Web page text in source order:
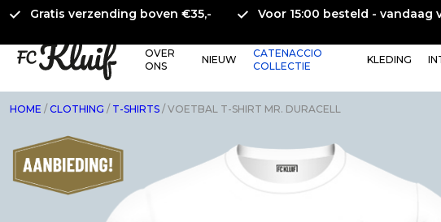
Gratis verzending boven €35,- Voor 15:00 besteld - vandaag
OVER
ONS
NIEUW
CATENACCIO
COLLECTIE
KLEDING
HOME / CLOTHING / T-SHIRTS / VOETBAL T-SHIRT MR. DURACELL